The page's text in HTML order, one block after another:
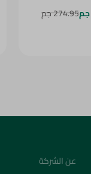
274.95 جم
عن الشركة